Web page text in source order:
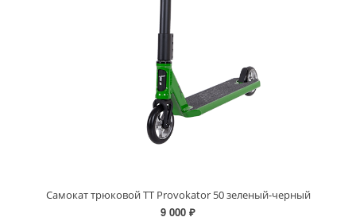
Самокат трюковой TT Provokator 50 зеленый-черный
9 000 ₽